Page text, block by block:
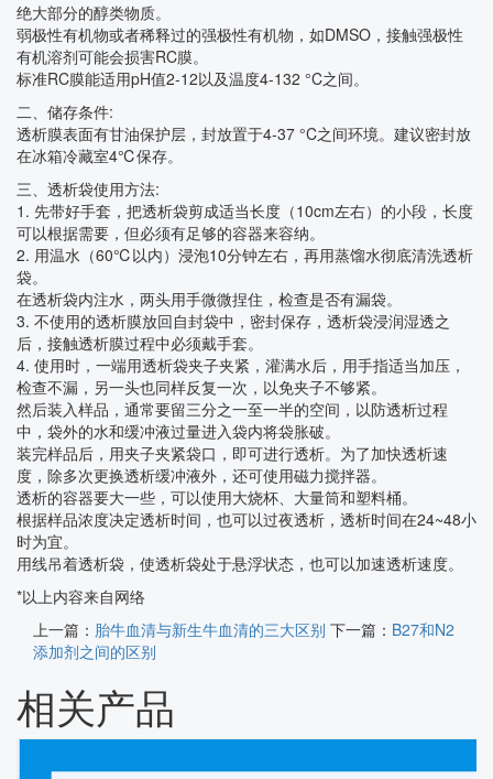
绝大部分的醇类物质。
弱极性有机物或者稀释过的强极性有机物，如DMSO，接触强极性
有机溶剂可能会损害RC膜。
标准RC膜能适用pH值2-12以及温度4-132 °C之间。
二、储存条件:
透析膜表面有甘油保护层，封放置于4-37 °C之间环境。建议密封放
在冰箱冷藏室4℃保存。
三、透析袋使用方法:
1. 先带好手套，把透析袋剪成适当长度（10cm左右）的小段，长度
可以根据需要，但必须有足够的容器来容纳。
2. 用温水（60℃以内）浸泡10分钟左右，再用蒸馏水彻底清洗透析
袋。
在透析袋内注水，两头用手微微捏住，检查是否有漏袋。
3. 不使用的透析膜放回自封袋中，密封保存，透析袋浸润湿透之
后，接触透析膜过程中必须戴手套。
4. 使用时，一端用透析袋夹子夹紧，灌满水后，用手指适当加压，
检查不漏，另一头也同样反复一次，以免夹子不够紧。
然后装入样品，通常要留三分之一至一半的空间，以防透析过程
中，袋外的水和缓冲液过量进入袋内将袋胀破。
装完样品后，用夹子夹紧袋口，即可进行透析。为了加快透析速
度，除多次更换透析缓冲液外，还可使用磁力搅拌器。
透析的容器要大一些，可以使用大烧杯、大量筒和塑料桶。
根据样品浓度决定透析时间，也可以过夜透析，透析时间在24~48小
时为宜。
用线吊着透析袋，使透析袋处于悬浮状态，也可以加速透析速度。
*以上内容来自网络
上一篇： 胎牛血清与新生牛血清的三大区别 下一篇： B27和N2
添加剂之间的区别
相关产品